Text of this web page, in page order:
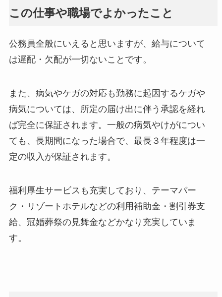
この仕事や職場でよかったこと
公務員全般にいえると思いますが、給与について
は遅配・欠配が一切ないことです。
また、病気やケガの対応も勤務に起因するケガや
病気については、所定の届け出に伴う承認を経れ
ば完全に保証されます。一般の病気やけがについ
ても、長期間になった場合で、最長３年程度は一
定の収入が保証されます。
福利厚生サービスも充実しており、テーマパー
ク・リゾートホテルなどの利用補助金・割引券支
給、冠婚葬祭の見舞金などかなり充実していま
す。